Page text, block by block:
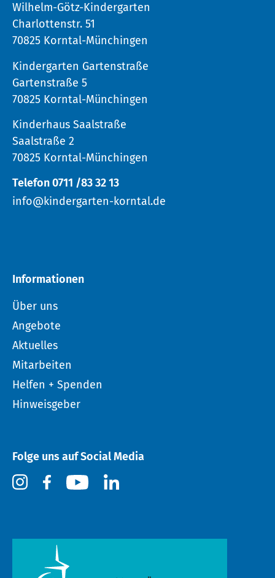
Wilhelm-Götz-Kindergarten
Charlottenstr. 51
70825 Korntal-Münchingen
Kindergarten Gartenstraße
Gartenstraße 5
70825 Korntal-Münchingen
Kinderhaus Saalstraße
Saalstraße 2
70825 Korntal-Münchingen
Telefon 0711 /83 32 13
info@kindergarten-korntal.de
Informationen
Über uns
Angebote
Aktuelles
Mitarbeiten
Helfen + Spenden
Hinweisgeber
Folge uns auf Social Media